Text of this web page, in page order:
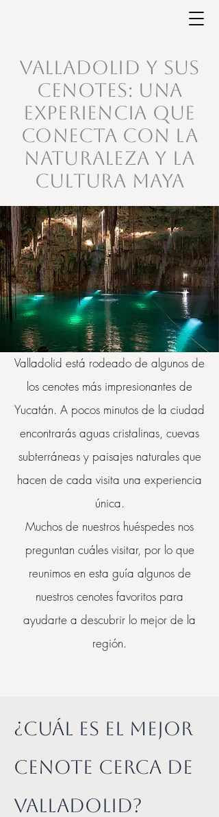
Valladolid y sus
Cenotes: Una
Experiencia que
Conecta con la
Naturaleza y la
Cultura Maya
Valladolid está rodeado de algunos de
los cenotes más impresionantes de
Yucatán. A pocos minutos de la ciudad
encontrarás aguas cristalinas, cuevas
subterráneas y paisajes naturales que
hacen de cada visita una experiencia
única.
Muchos de nuestros huéspedes nos
preguntan cuáles visitar, por lo que
reunimos en esta guía algunos de
nuestros cenotes favoritos para
ayudarte a descubrir lo mejor de la
región.
¿Cuál es el mejor
cenote cerca de
Valladolid?